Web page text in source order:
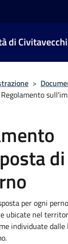
di
>
Regolamento
di
per ogni
nel
individuate